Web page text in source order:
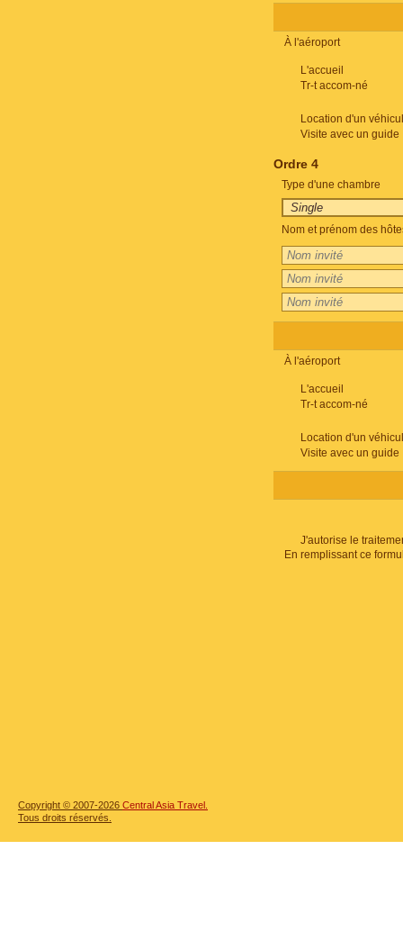
À l'aéroport
L'accueil
Tr-t accom-né
Location d'un
Visite avec un guide
Ordre 4
Type d'une chambre
Nom et prénom des
À l'aéroport
L'accueil
Tr-t accom-né
Location d'un
Visite avec un guide
J'autorise le
En remplissant ce
Copyright © 2007-2026 Central Asia Travel.
Tous droits réservés.